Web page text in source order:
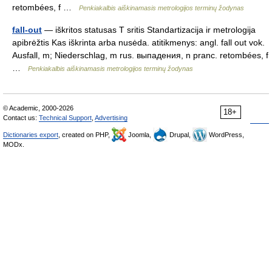
retombées, f …
Penkiakalbis aiškinamasis metrologijos terminų žodynas
fall-out — iškritos statusas T sritis Standartizacija ir metrologija
apibrėžtis Kas iškrinta arba nusėda. atitikmenys: angl. fall out vok.
Ausfall, m; Niederschlag, m rus. выпадения, n pranc. retombées, f
Penkiakalbis aiškinamasis metrologijos terminų žodynas
18+
© Academic, 2000-2026
Contact us: Technical Support Advertising
Dictionaries export , created on PHP, Joomla, Drupal,
WordPress,
MODx.